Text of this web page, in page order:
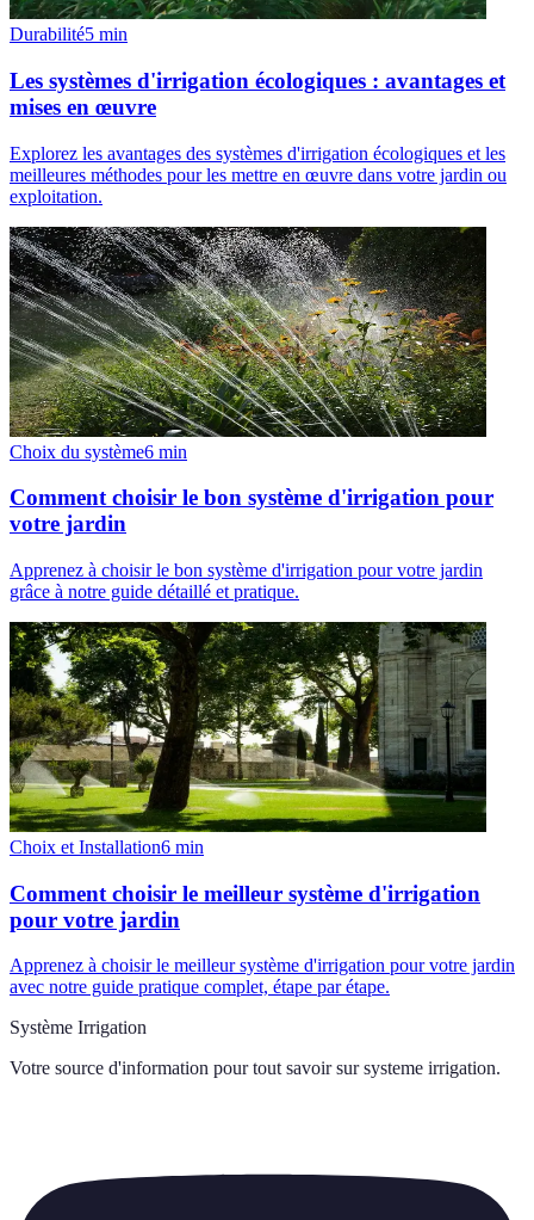
Durabilité5 min
Les systèmes d'irrigation écologiques : avantages et
mises en œuvre
Explorez les avantages des systèmes d'irrigation écologiques et les
meilleures méthodes pour les mettre en œuvre dans votre jardin ou
exploitation.
Choix du système6 min
Comment choisir le bon système d'irrigation pour
votre jardin
Apprenez à choisir le bon système d'irrigation pour votre jardin
grâce à notre guide détaillé et pratique.
Choix et Installation6 min
Comment choisir le meilleur système d'irrigation
pour votre jardin
Apprenez à choisir le meilleur système d'irrigation pour votre jardin
avec notre guide pratique complet, étape par étape.
Système Irrigation
Votre source d'information pour tout savoir sur systeme irrigation.